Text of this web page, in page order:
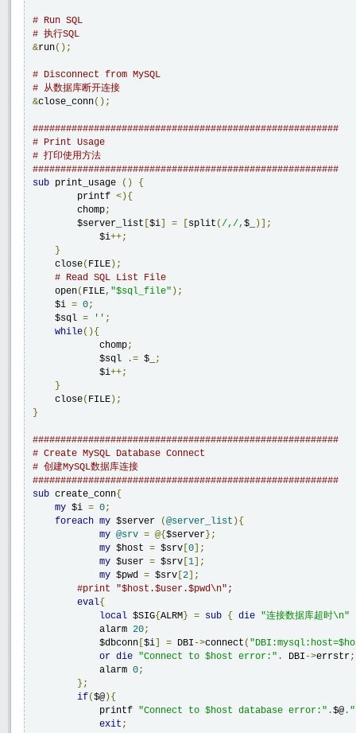
# Run SQL
# 执行SQL
&run();
# Disconnect from MySQL
# 从数据库断开连接
&close_conn();
#######################################################
# Print Usage
# 打印使用方法
#######################################################
sub print_usage ()
{
        printf
< ){
        chomp
;
        $server_list
$i = split (/,/, $_
)];
	    $i
++;
}
    close
( FILE );
# Read SQL List File
    open
( FILE, "$sql_file" );
    $i
= 0;
    $sql
= '' ;
while( ){
	    chomp
;
	    $sql
.= $_
;
	    $i
++;
}
    close
( FILE );
}
#######################################################
# Create MySQL Database Connect
# 创建MySQL数据库连接
#######################################################
sub create_conn{
my $i = 0;
foreach my $server (@server_list ){
my @srv = @{ $server };
my $host = $srv 0 ];
my $user = $srv 1 ];
my $pwd = $srv 2 ];
#print "$host.$user.$pwd\n";
eval{
local $SIG{ ALRM } = sub { die "连接数据库超时\n"
            alarm
20;
            $dbconn
$i = DBI ->connect (
or die "Connect to $host error:" . DBI ->errstr;
            alarm
0;
};
if($@ ){
            printf
"Connect to $host database error:" .$@.
exit ;